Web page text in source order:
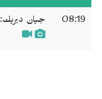
08:19 جيان ديريك: